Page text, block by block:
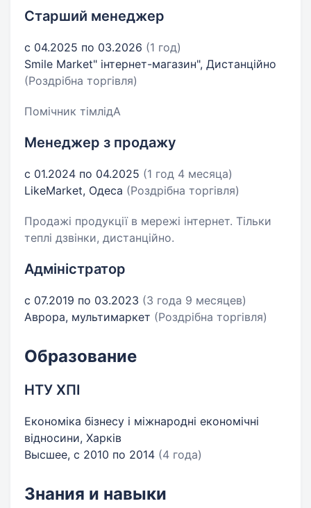
Старший менеджер
с 04.2025 по 03.2026 (1 год)
Smile Market" інтернет-магазин", Дистанційно
(Роздрібна торгівля)
Помічник тімлідА
Менеджер з продажу
с 01.2024 по 04.2025 (1 год 4 месяца)
LikeMarket, Одеса (Роздрібна торгівля)
Продажі продукції в мережі інтернет. Тільки
теплі дзвінки, дистанційно.
Адміністратор
с 07.2019 по 03.2023 (3 года 9 месяцев)
Аврора, мультимаркет (Роздрібна торгівля)
Образование
НТУ ХПІ
Економіка бізнесу i міжнародні економічні
відносини, Харків
Высшее, с 2010 по 2014 (4 года)
Знания и навыки